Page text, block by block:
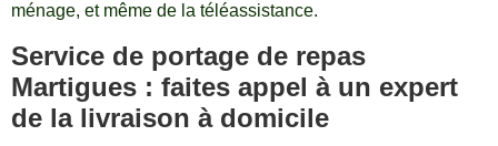
ménage, et même de la téléassistance.
Service de portage de repas
Martigues : faites appel à un expert
de la livraison à domicile